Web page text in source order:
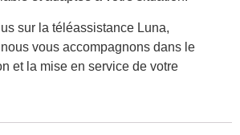
sur la téléassistance Luna,
vous accompagnons dans le
et la mise en service de votre